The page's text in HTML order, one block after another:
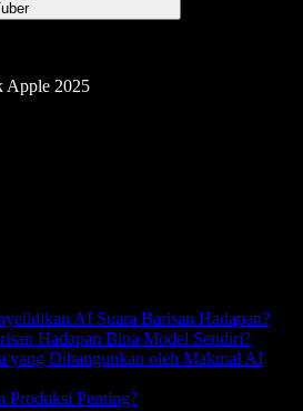
Apple 2025
AI Suara Barisan Hadapan?
Hadapan Bina Model Sendiri?
yang Dibangunkan oleh Makmal AI
Produksi Penting?